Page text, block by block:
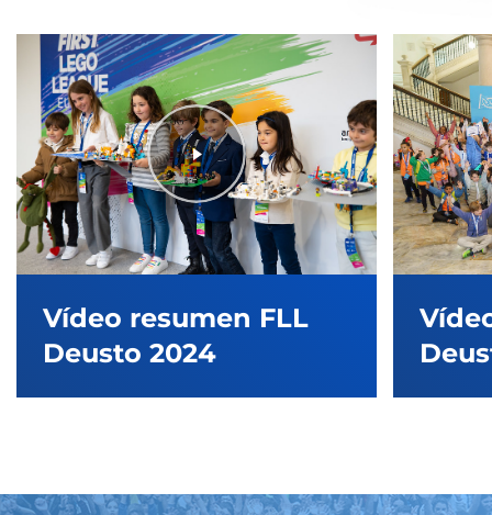
Vídeo resumen FLL
Deusto 2024